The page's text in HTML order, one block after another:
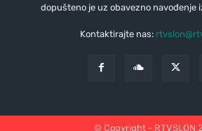
dopušteno je uz obavezno navođenje
Kontaktirajte nas:
© Copyright - RTVSLON